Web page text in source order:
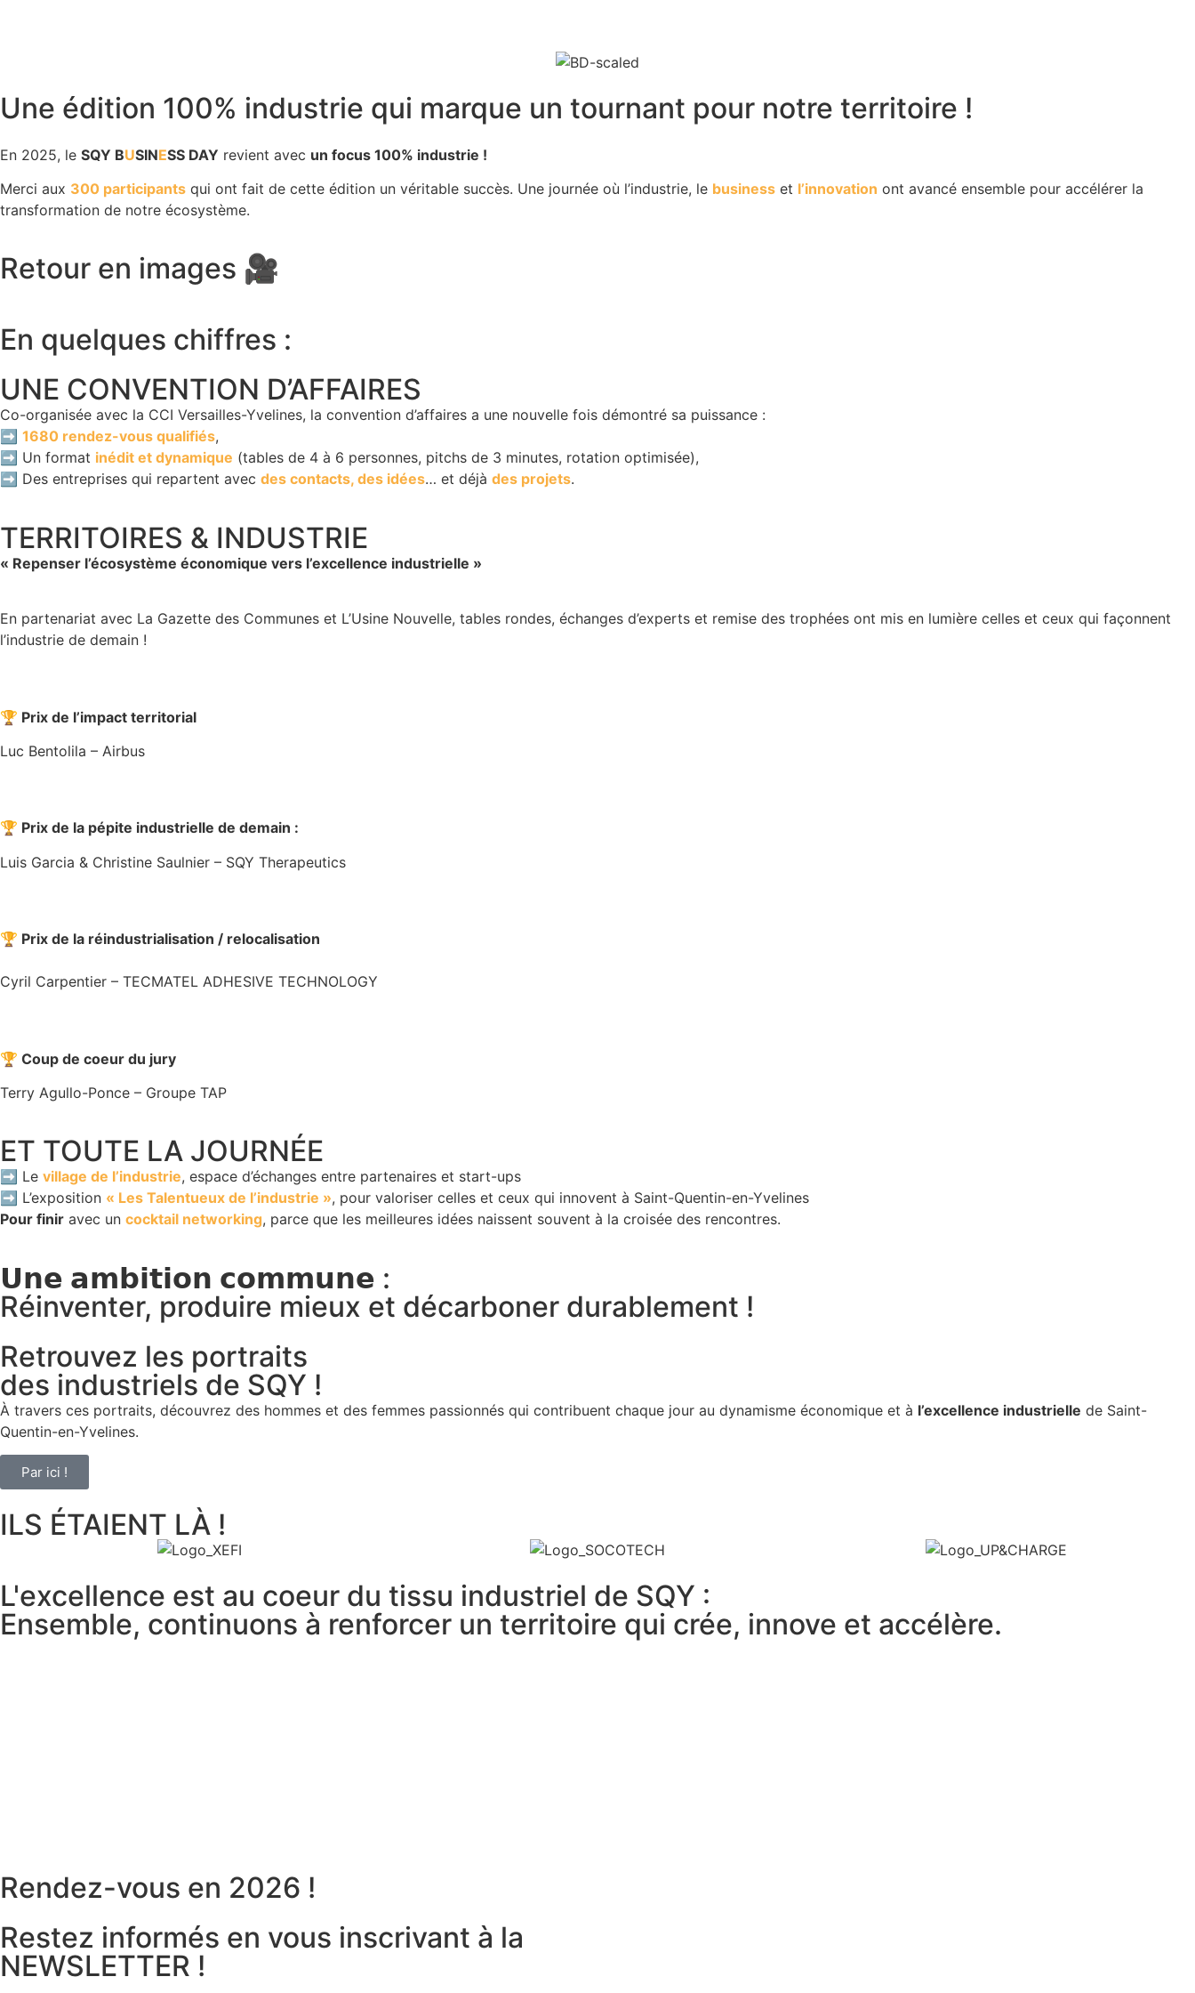
Une édition 100% industrie qui marque un tournant pour notre territoire !
En 2025, le SQY BUSINESS DAY revient avec un focus 100% industrie !
Merci aux 300 participants qui ont fait de cette édition un véritable succès. Une journée où l’industrie, le business et l’innovation ont avancé ensemble pour accélérer la
transformation de notre écosystème.
Retour en images 🎥
En quelques chiffres :
UNE CONVENTION D’AFFAIRES
Co-organisée avec la CCI Versailles-Yvelines, la convention d’affaires a une nouvelle fois démontré sa puissance :
➡️ 1680 rendez-vous qualifiés,
➡️ Un format inédit et dynamique (tables de 4 à 6 personnes, pitchs de 3 minutes, rotation optimisée),
➡️ Des entreprises qui repartent avec des contacts, des idées… et déjà des projets.
TERRITOIRES & INDUSTRIE
« Repenser l’écosystème économique vers l’excellence industrielle »
En partenariat avec La Gazette des Communes et L’Usine Nouvelle, tables rondes, échanges d’experts et remise des trophées ont mis en lumière celles et ceux qui façonnent
l’industrie de demain !
🏆 Prix de l’impact territorial
Luc Bentolila – Airbus
🏆 Prix de la pépite industrielle de demain :
Luis Garcia & Christine Saulnier – SQY Therapeutics
🏆 Prix de la réindustrialisation / relocalisation
Cyril Carpentier – TECMATEL ADHESIVE TECHNOLOGY
🏆 Coup de coeur du jury
Terry Agullo-Ponce – Groupe TAP
ET TOUTE LA JOURNÉE
➡️ Le village de l’industrie, espace d’échanges entre partenaires et start-ups
➡️ L’exposition « Les Talentueux de l’industrie », pour valoriser celles et ceux qui innovent à Saint-Quentin-en-Yvelines
Pour finir avec un cocktail networking, parce que les meilleures idées naissent souvent à la croisée des rencontres.
𝗨𝗻𝗲 𝗮𝗺𝗯𝗶𝘁𝗶𝗼𝗻 𝗰𝗼𝗺𝗺𝘂𝗻𝗲 :
Réinventer, produire mieux et décarboner durablement !
Retrouvez les portraits
des industriels de SQY !
À travers ces portraits, découvrez des hommes et des femmes passionnés qui contribuent chaque jour au dynamisme économique et à l’excellence industrielle de Saint-
Quentin-en-Yvelines.
Par ici !
ILS ÉTAIENT LÀ !
L'excellence est au coeur du tissu industriel de SQY :
Ensemble, continuons à renforcer un territoire qui crée, innove et accélère.
Rendez-vous en 2026 !
Restez informés en vous inscrivant à la
NEWSLETTER !